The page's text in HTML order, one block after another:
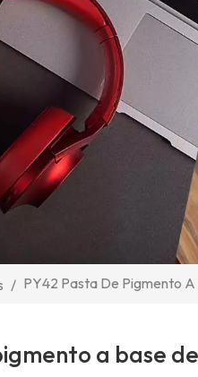
/ PY42 Pasta De Pigmento
a base